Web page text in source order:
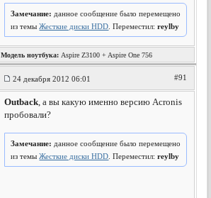
Замечание: данное сообщение было перемещено
из темыЖесткие диски HDD . Переместил:reylby
Модель ноутбука: Aspire Z3100 + Aspire One 756
24 декабря 2012 06:01 #91
Outback, а вы какую именно версию Acronis
пробовали?
Замечание: данное сообщение было перемещено
из темыЖесткие диски HDD . Переместил:reylby